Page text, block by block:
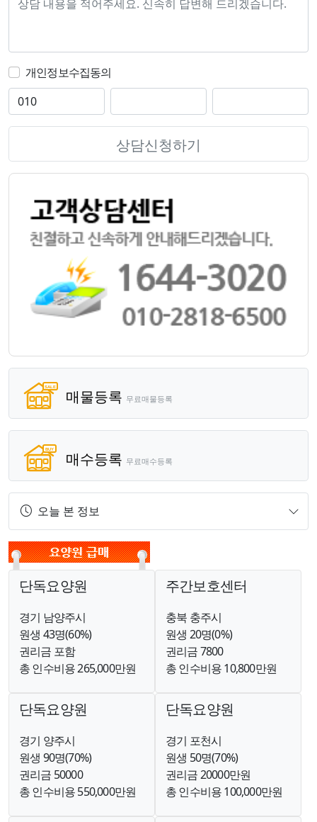
개인정보수집동의
상담신청하기
매물등록 무료매물등록
매수등록 무료매수등록
오늘 본 정보
단독요양원
경기 남양주시
원생 43명(60%)
권리금 포함
총 인수비용 265,000만원
주간보호센터
충북 충주시
원생 20명(0%)
권리금 7800
총 인수비용 10,800만원
단독요양원
경기 양주시
원생 90명(70%)
권리금 50000
총 인수비용 550,000만원
단독요양원
경기 포천시
원생 50명(70%)
권리금 20000만원
총 인수비용 100,000만원